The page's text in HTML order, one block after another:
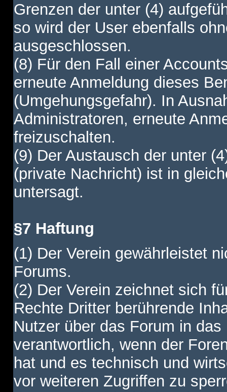
Grenzen der unter (4)
so wird der User ebenfalls
ausgeschlossen.
(8) Für den Fall einer
erneute Anmeldung dieses
(Umgehungsgefahr). In
Administratoren, erneute
freizuschalten.
(9) Der Austausch der unter
(private Nachricht) ist in
untersagt.
§7 Haftung
(1) Der Verein gewährleistet
Forums.
(2) Der Verein zeichnet sich
Rechte Dritter berührende
Nutzer über das Forum in
verantwortlich, wenn der
hat und es technisch und
vor weiteren Zugriffen zu